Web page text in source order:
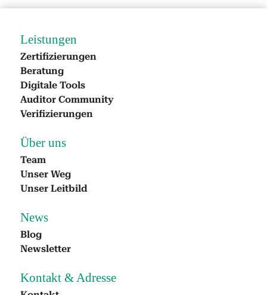
Leis­tun­gen
Zer­ti­fizierun­gen
Beratung
Dig­i­tale Tools
Audi­tor Com­mu­ni­ty
Ver­i­fizierun­gen
Über uns
Team
Unser Weg
Unser Leit­bild
News
Blog
Newslet­ter
Kon­takt & Adresse